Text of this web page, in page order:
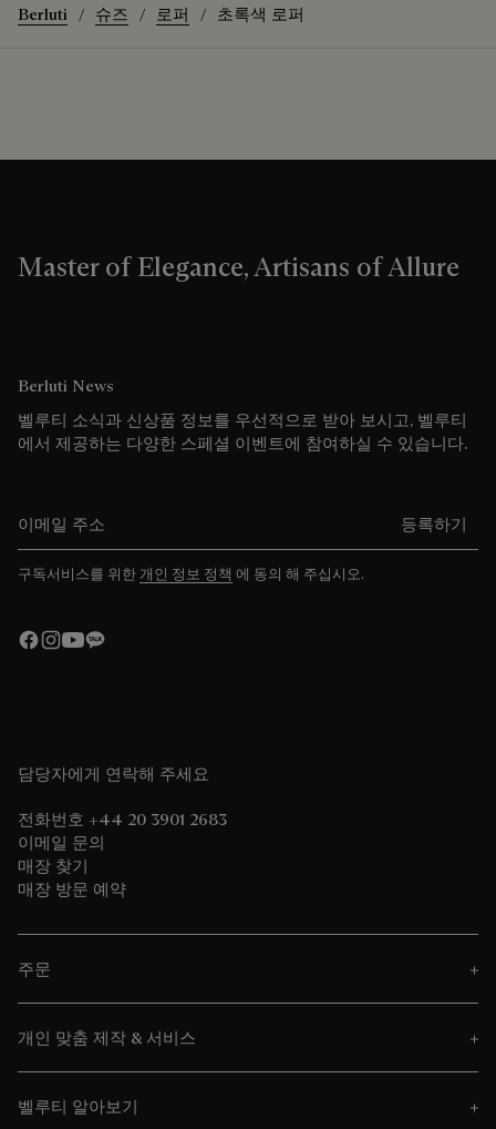
Berluti 슈즈 로퍼 초록색 로퍼
Master of Elegance, Artisans of Allure
Berluti News
벨루티 소식과 신상품 정보를 우선적으로 받아 보시고, 벨루티
에서 제공하는 다양한 스페셜 이벤트에 참여하실 수 있습니다.
등록하기
구독서비스를 위한 개인 정보 정책 에 동의 해 주십시오.
담당자에게 연락해 주세요
전화번호 +44 20 3901 2683
이메일 문의
매장 찾기
매장 방문 예약
주문
개인 맞춤 제작 & 서비스
벨루티 알아보기